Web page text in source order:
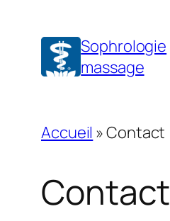
contenu
Sophrologie
massage
Accueil »Contact
Contact